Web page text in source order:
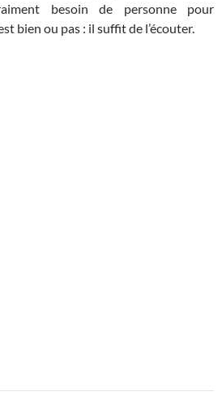
besoin de personne pour
bien ou pas : il suffit de l’écouter.